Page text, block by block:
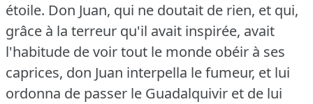
étoile. Don Juan, qui ne doutait de rien, et qui,
grâce à la terreur qu'il avait inspirée, avait
l'habitude de voir tout le monde obéir à ses
caprices, don Juan interpella le fumeur, et lui
ordonna de passer le Guadalquivir et de lui